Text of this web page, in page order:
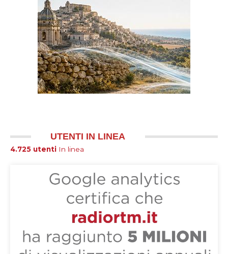
UTENTI IN LINEA
4.725 utenti In linea